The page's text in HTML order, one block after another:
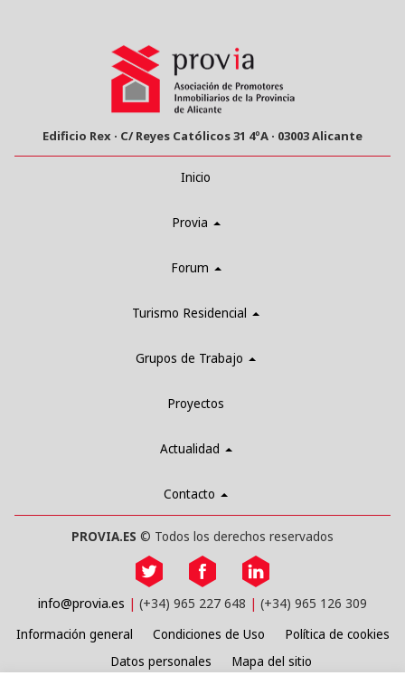
Edificio Rex · C/ Reyes Católicos 31 4ºA · 03003 Alicante
Inicio
Provia
Forum
Turismo Residencial
Grupos de Trabajo
Proyectos
Actualidad
Contacto
PROVIA.ES © Todos los derechos reservados
info@provia.es (+34) 965 227 648 (+34) 965 126 309
Información general Condiciones de Uso
Política de cookies
Datos personales
Mapa del sitio